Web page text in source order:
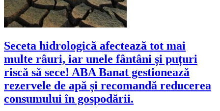
Seceta hidrologică afectează tot mai
multe râuri, iar unele fântâni și puțuri
riscă să sece! ABA Banat gestionează
rezervele de apă și recomandă reducerea
consumului în gospodării.